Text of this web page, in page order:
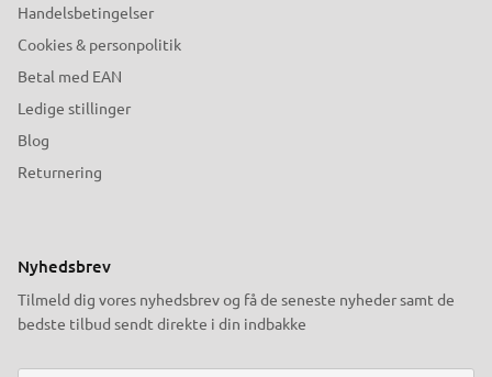
Handelsbetingelser
Cookies & personpolitik
Betal med EAN
Ledige stillinger
Blog
Returnering
Nyhedsbrev
Tilmeld dig vores nyhedsbrev og få de seneste nyheder samt de
bedste tilbud sendt direkte i din indbakke